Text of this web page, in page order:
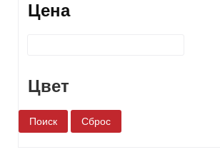
Цена
Цвет
белый